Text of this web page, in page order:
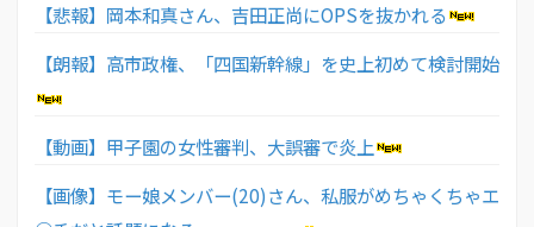
【悲報】岡本和真さん、吉田正尚にOPSを抜かれる
【朗報】高市政権、「四国新幹線」を史上初めて検討開始
【動画】甲子園の女性審判、大誤審で炎上
【画像】モー娘メンバー(20)さん、私服がめちゃくちゃエ